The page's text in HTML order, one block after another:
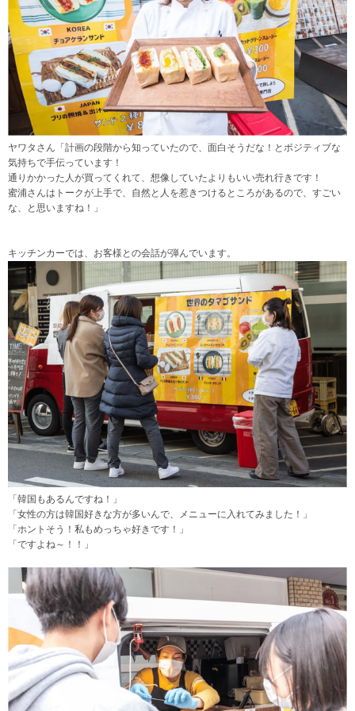
ヤワタさん「計画の段階から知っていたので、面白そうだな！とポジティブな
気持ちで手伝っています！
通りかかった人が買ってくれて、想像していたよりもいい売れ行きです！
蜜浦さんはトークが上手で、自然と人を惹きつけるところがあるので、すごい
な、と思いますね！」
キッチンカーでは、お客様との会話が弾んでいます。
「韓国もあるんですね！」
「女性の方は韓国好きな方が多いんで、メニューに入れてみました！」
「ホントそう！私もめっちゃ好きです！」
「ですよね～！！」